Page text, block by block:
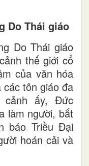
Do Thái giáo
Do Thái giáo
thế giới cổ
của văn hóa
tôn giáo đa
cảnh ấy, Đức
làm người, bắt
báo Triều Đại
hoán cải và